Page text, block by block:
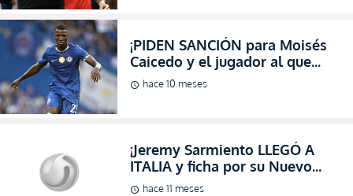
¡PIDEN SANCIÓN para Moisés
Caicedo y el jugador al que
supuestamente agredió
Rompe el Silencio! (VIDEO)
schedule hace 10 meses
¡Jeremy Sarmiento LLEGÓ A
ITALIA y ficha por su Nuevo
Club justo en el cierre del Libro
schedule hace 11 meses